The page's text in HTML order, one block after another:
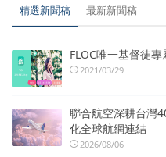
精選新聞稿 最新新聞稿
FLOC唯一基督徒
2021/03/29
聯合航空深耕台灣
化全球航網連結
2026/08/06